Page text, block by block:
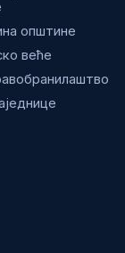
општине
веће